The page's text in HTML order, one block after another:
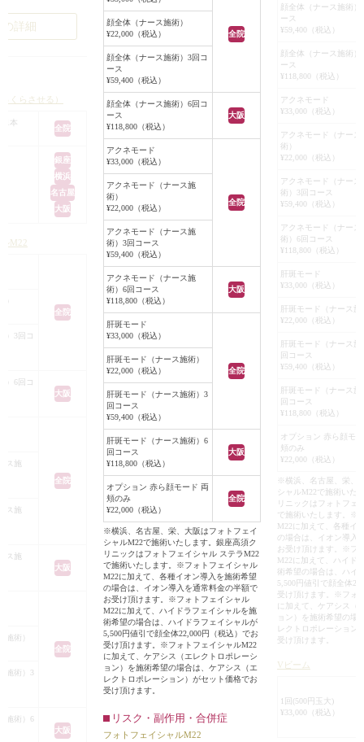
瞼のたるみ、眼瞼
らず、目を開いて
ることも可能です
し変化してしまう
の改善（眼瞼下
療となること、瞼
くその外側の痩せ
した印象に見える
た結果、今回はま
硬さを2種類使用
を行い、合計3本
りしたくぼみがハ
になり、頬骨の出
ルM22の効果で、
ルロン酸を注入す
詳細
くらさせる）
1本
全院
銀座
横浜
名古屋
大阪
M22
全院
）3回コ
）6回コ
大阪
全院
ス施
ス施
ス施
大阪
全院
施術）
施術）3
施術）6
大阪
全院
顔全体（ナース施術）
¥22,000（税込）
顔全体（ナース施術）3回コ
ース
¥59,400（税込）
顔全体（ナース施術）6回コ
ース
¥118,800（税込）
大阪
アクネモード
¥33,000（税込）
全院
アクネモード（ナース施
術）
¥22,000（税込）
アクネモード（ナース施
術）3回コース
¥59,400（税込）
アクネモード（ナース施
術）6回コース
¥118,800（税込）
大阪
肝斑モード
¥33,000（税込）
全院
肝斑モード（ナース施術）
¥22,000（税込）
肝斑モード（ナース施術）3
回コース
¥59,400（税込）
肝斑モード（ナース施術）6
回コース
¥118,800（税込）
大阪
オプション 赤ら顔モード 両
頬のみ
¥22,000（税込）
全院
※横浜、名古屋、栄、大阪はフォトフェイ
シャルM22で施術いたします。銀座高須ク
リニックはフォトフェイシャル ステラM22
で施術いたします。※フォトフェイシャル
M22に加えて、各種イオン導入を施術希望
の場合は、イオン導入を通常料金の半額で
お受け頂けます。※フォトフェイシャル
M22に加えて、ハイドラフェイシャルを施
術希望の場合は、ハイドラフェイシャルが
5,500円値引で顔全体22,000円（税込）でお
受け頂けます。※フォトフェイシャルM22
に加えて、ケアシス（エレクトロポレーシ
ョン）を施術希望の場合は、ケアシス（エ
レクトロポレーション）がセット価格でお
受け頂けます。
リスク・副作用・合併症
フォトフェイシャルM22
その後、面圧処置
いたニキビの箇所
Vビームは、血管
をターゲットとし
ニキビ跡の赤みの
治療モードを照射
す。
当日と、翌日は照
が出ますが、翌々
みもひいて、キレ
この治療を１ヶ月
ると、かなりキレ
ントロールする必
ニキビは、跡にな
なって、ニキビが
で、コントロール
お肌が硬くて、毛
が沢山詰まってい
方には、ピーリン
の汚れを取ってか
をオススメしてい
顔全体（ナース施術）
ース
¥59,400（税込）
顔全体（ナース施術）
ース
¥118,800（税込）
アクネモード
¥33,000（税込）
アクネモード（ナース
術）
¥22,000（税込）
アクネモード（ナース
術）3回コース
¥59,400（税込）
アクネモード（ナース
術）6回コース
¥118,800（税込）
肝斑モード
¥33,000（税込）
肝斑モード（ナース施
¥22,000（税込）
肝斑モード（ナース施
回コース
¥59,400（税込）
肝斑モード（ナース施
回コース
¥118,800（税込）
オプション 赤ら顔モ
頬のみ
¥22,000（税込）
※横浜、名古屋、栄、
シャルM22で施術いた
リニックはフォトフェ
で施術いたします。※
M22に加えて、各種イ
の場合は、イオン導入
お受け頂けます。※フ
M22に加えて、ハイド
術希望の場合は、ハイ
5,500円値引で顔全体
受け頂けます。※フォ
に加えて、ケアシス（
ョン）を施術希望の場
レクトロポレーション
受け頂けます。
Vビーム
1回(500円玉大)
¥33,000（税込）